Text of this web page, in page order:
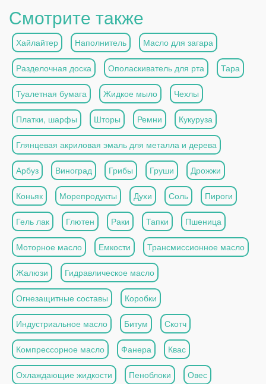
Смотрите также
Хайлайтер Наполнитель Масло для загара
Разделочная доска Ополаскиватель для рта Тара
Туалетная бумага Жидкое мыло Чехлы
Платки, шарфы Шторы Ремни Кукуруза
Глянцевая акриловая эмаль для металла и дерева
Арбуз Виноград Грибы Груши Дрожжи
Коньяк Морепродукты Духи Соль Пироги
Гель лак Глютен Раки Тапки Пшеница
Моторное масло Емкости Трансмиссионное масло
Жалюзи Гидравлическое масло
Огнезащитные составы Коробки
Индустриальное масло Битум Скотч
Компрессорное масло Фанера Квас
Охлаждающие жидкости Пеноблоки Овес